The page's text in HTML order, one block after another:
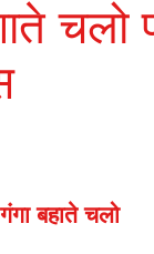
चलो
बहाते चलो